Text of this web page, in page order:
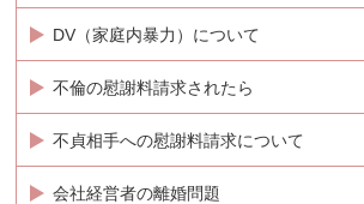
DV（家庭内暴力）について
不倫の慰謝料請求されたら
不貞相手への慰謝料請求について
会社経営者の離婚問題